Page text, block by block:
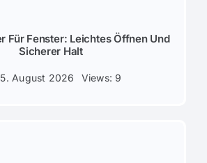
Für Fenster: Leichtes Öffnen Und
Sicherer Halt
August 2026 Views: 9